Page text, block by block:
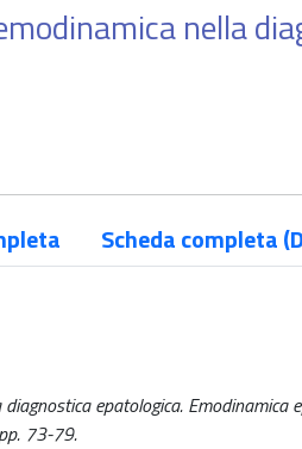
nella
Scheda completa
epatologica. Emodinamica
73-79.